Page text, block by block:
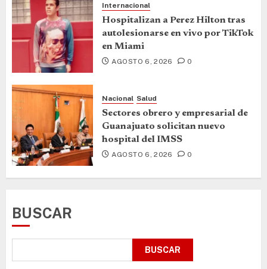
Internacional
Hospitalizan a Perez Hilton tras
autolesionarse en vivo por TikTok
en Miami
AGOSTO 6, 2026 0
Nacional Salud
Sectores obrero y empresarial de
Guanajuato solicitan nuevo
hospital del IMSS
AGOSTO 6, 2026 0
BUSCAR
BUSCAR